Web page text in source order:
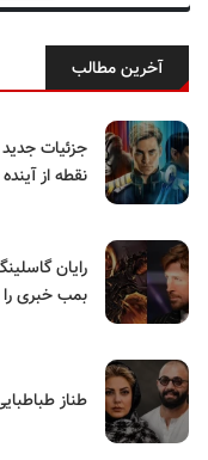
آخرین مطالب
جزئیات
نقطه از آینده
رایان
بمب خبری
طناز